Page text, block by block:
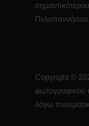
Πελοποννήσου.
Copyright ©
φωτογραφικού
λόγω